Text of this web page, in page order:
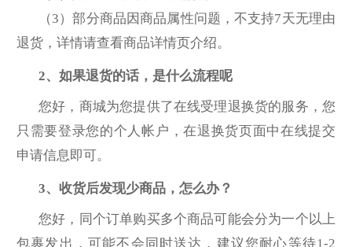
（3 ）部分商品因商品属性问题，不支持7天无理由
退货，详情请查看商品详情页介绍。
2、如果退货的话，是什么流程呢
您好，商城为您提供了在线受理退换货的服务，您
只需要登录您的个人帐户，在退换货页面中在线提交
申请信息即可。
3、收货后发现少商品，怎么办？
您好，同个订单购买多个商品可能会分为一个以上
包裹发出，可能不会同时送达，建议您耐心等待1-2